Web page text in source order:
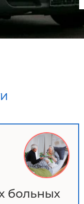
больных